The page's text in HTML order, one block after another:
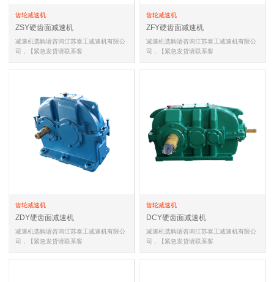
齿轮减速机
ZSY硬齿面减速机
减速机选购请咨询江苏泰工减速机有限公
司，【紧急发货请联系客
齿轮减速机
ZFY硬齿面减速机
减速机选购请咨询江苏泰工减速机有限公
司，【紧急发货请联系客
齿轮减速机
ZDY硬齿面减速机
减速机选购请咨询江苏泰工减速机有限公
司，【紧急发货请联系客
齿轮减速机
DCY硬齿面减速机
减速机选购请咨询江苏泰工减速机有限公
司，【紧急发货请联系客